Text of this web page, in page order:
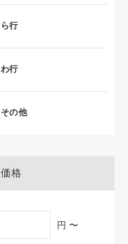
ら行
わ行
その他
価格
円 〜